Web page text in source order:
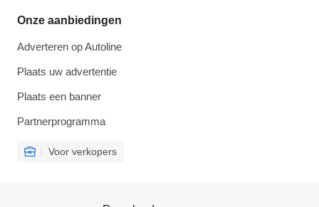
Onze aanbiedingen
Adverteren op Autoline
Plaats uw advertentie
Plaats een banner
Partnerprogramma
Voor verkopers